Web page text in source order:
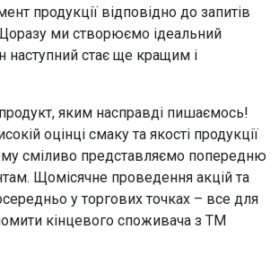
продукції відповідно до запитів
ми створюємо ідеальний
наступний стає ще кращим і
яким насправді пишаємось!
оцінці смаку та якості продукції
сміливо представляємо попередню
Щомісячне проведення акцій та
у торгових точках – все для
кінцевого споживача з ТМ